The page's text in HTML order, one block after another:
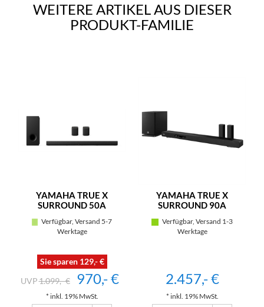
WEITERE ARTIKEL AUS DIESER
PRODUKT-FAMILIE
YAMAHA TRUE X
SURROUND 50A
Verfügbar, Versand 5-7
Werktage
Sie sparen 129,- €
1.099,- €
970,- €
* inkl. 19% MwSt.
YAMAHA TRUE X
SURROUND 90A
Verfügbar, Versand 1-3
Werktage
2.457,- €
* inkl. 19% MwSt.